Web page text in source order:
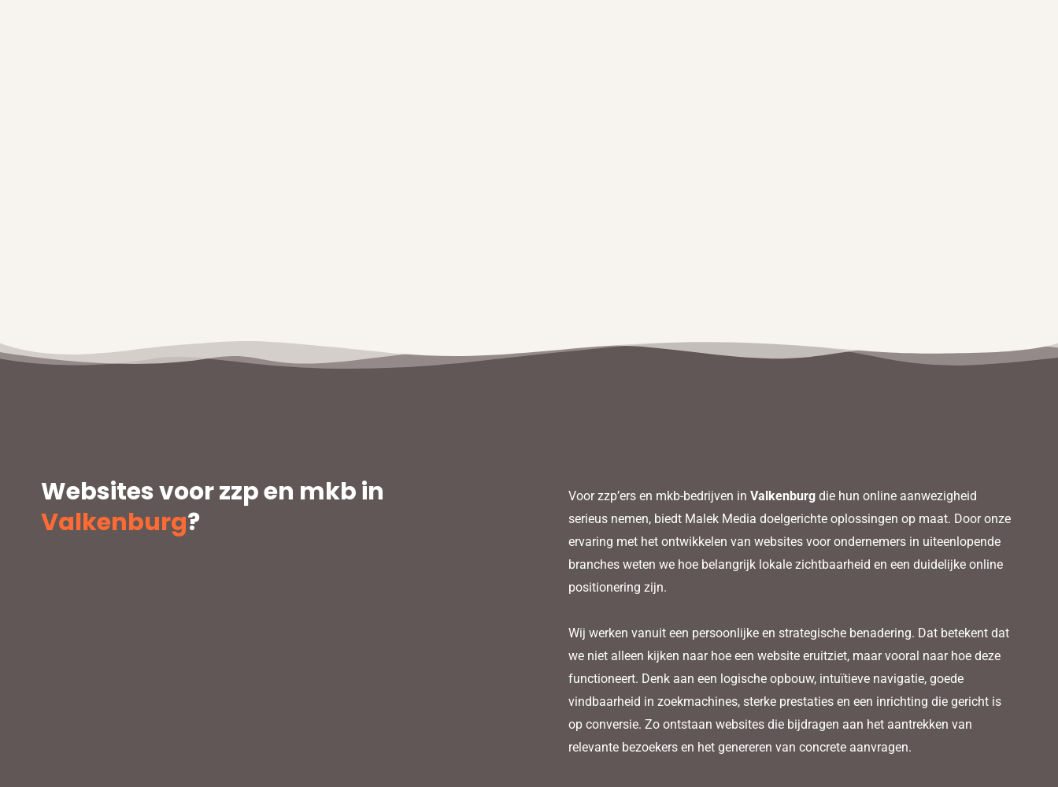
Websites voor zzp en mkb in
Valkenburg?
Voor zzp’ers en mkb-bedrijven in Valkenburg die hun online aanwezigheid
serieus nemen, biedt Malek Media doelgerichte oplossingen op maat. Door onze
ervaring met het ontwikkelen van websites voor ondernemers in uiteenlopende
branches weten we hoe belangrijk lokale zichtbaarheid en een duidelijke online
positionering zijn.
Wij werken vanuit een persoonlijke en strategische benadering. Dat betekent dat
we niet alleen kijken naar hoe een website eruitziet, maar vooral naar hoe deze
functioneert. Denk aan een logische opbouw, intuïtieve navigatie, goede
vindbaarheid in zoekmachines, sterke prestaties en een inrichting die gericht is
op conversie. Zo ontstaan websites die bijdragen aan het aantrekken van
relevante bezoekers en het genereren van concrete aanvragen.